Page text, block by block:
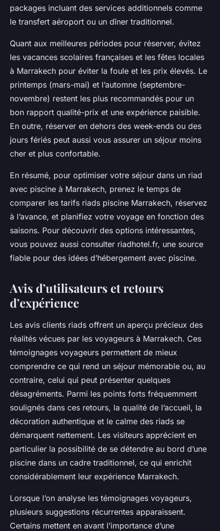
packages incluant des services additionnels comme
le transfert aéroport ou un dîner traditionnel.
Quant aux meilleures périodes pour réserver, évitez
les vacances scolaires françaises et les fêtes locales
à Marrakech pour éviter la foule et les prix élevés. Le
printemps (mars-mai) et l’automne (septembre-
novembre) restent les plus recommandés pour un
bon rapport qualité-prix et une expérience paisible.
En outre, réserver en dehors des week-ends ou des
jours fériés peut aussi vous assurer un séjour moins
cher et plus confortable.
En résumé, pour optimiser votre séjour dans un riad
avec piscine à Marrakech, prenez le temps de
comparer les tarifs riads piscine Marrakech, réservez
à l’avance, et planifiez votre voyage en fonction des
saisons. Pour découvrir des options intéressantes,
vous pouvez aussi consulter riadhotel.fr, une source
fiable pour des idées d’hébergement avec piscine.
Avis d’utilisateurs et retours
d’expérience
Les avis clients riads offrent un aperçu précieux des
réalités vécues par les voyageurs à Marrakech. Ces
témoignages voyageurs permettent de mieux
comprendre ce qui rend un séjour mémorable ou, au
contraire, celui qui peut présenter quelques
désagréments. Parmi les points forts fréquemment
soulignés dans ces retours, la qualité de l’accueil, la
décoration authentique et le calme des riads se
démarquent nettement. Les visiteurs apprécient en
particulier la possibilité de se détendre au bord d’une
piscine dans un cadre traditionnel, ce qui enrichit
considérablement leur expérience Marrakech.
Lorsque l’on analyse les témoignages voyageurs,
plusieurs suggestions récurrentes apparaissent.
Certains mettent en avant l’importance d’une